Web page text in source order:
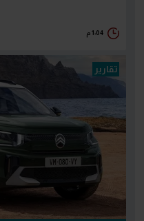
1:04 م
تقارير